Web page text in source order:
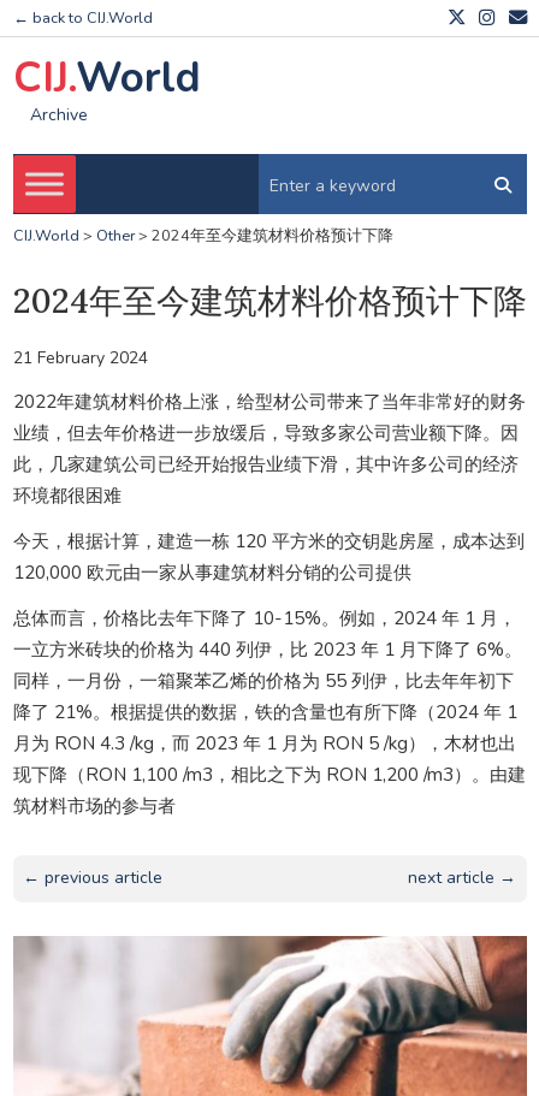
← back to CIJ.World
CIJ.World
Archive
CIJ.World > Other> 2024年至今建筑材料价格预计下降
2024年至今建筑材料价格预计下降
21 February 2024
2022年建筑材料价格上涨，给型材公司带来了当年非常好的财务
业绩，但去年价格进一步放缓后，导致多家公司营业额下降。因
此，几家建筑公司已经开始报告业绩下滑，其中许多公司的经济
环境都很困难
今天，根据计算，建造一栋 120 平方米的交钥匙房屋，成本达到
120,000 欧元由一家从事建筑材料分销的公司提供
总体而言，价格比去年下降了 10-15%。例如，2024 年 1 月，
一立方米砖块的价格为 440 列伊，比 2023 年 1 月下降了 6%。
同样，一月份，一箱聚苯乙烯的价格为 55 列伊，比去年年初下
降了 21%。根据提供的数据，铁的含量也有所下降（2024 年 1
月为 RON 4.3 /kg，而 2023 年 1 月为 RON 5 /kg），木材也出
现下降（RON 1,100 /m3，相比之下为 RON 1,200 /m3）。由建
筑材料市场的参与者
← previous article next article →